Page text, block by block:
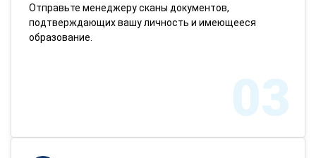
Отправьте менеджеру сканы документов,
подтверждающих вашу личность и имеющееся
образование.
03